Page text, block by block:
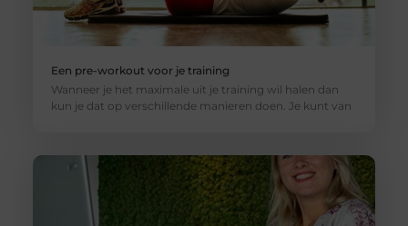
Een pre-workout voor je training
Wanneer je het maximale uit je training wil halen dan
kun je dat op verschillende manieren doen. Je kunt van